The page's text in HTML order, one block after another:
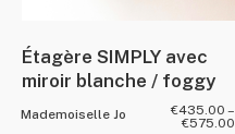
Étagère SIMPLY avec
miroir blanche / foggy
Mademoiselle Jo €435.00 –
€575.00